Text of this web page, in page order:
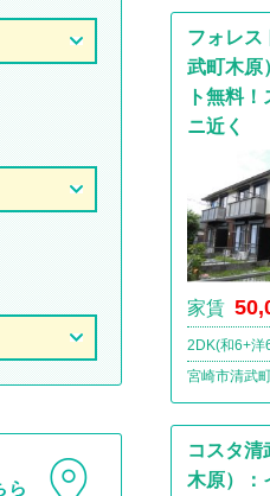
フォレス
武町木原
ト無料
ニ近く
家賃
2DK(和6+洋
宮崎市清武
コスタ清
木原）：